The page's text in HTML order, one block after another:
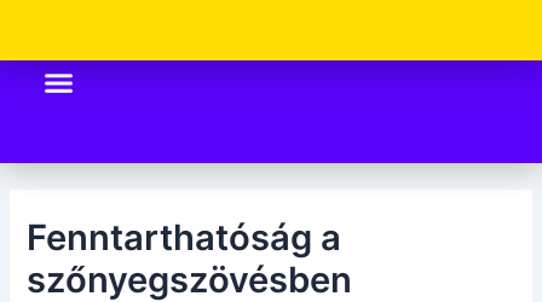
content
Fenntarthatóság a
szőnyegszövésben